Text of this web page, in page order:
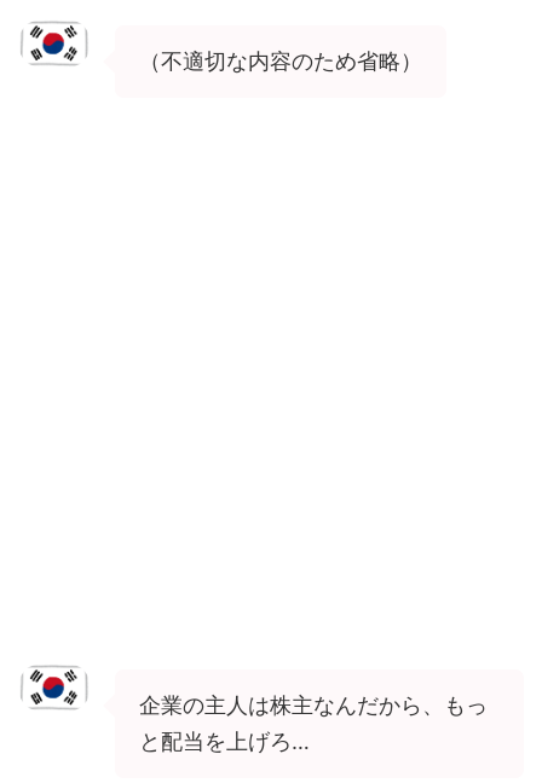
（不適切な内容のため省略）
企業の主人は株主なんだから、もっ
と配当を上げろ…